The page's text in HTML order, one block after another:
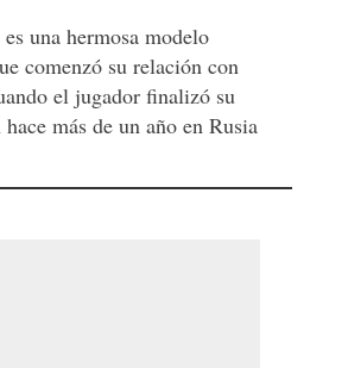
una hermosa modelo
comenzó su relación con
el jugador finalizó su
más de un año en Rusia